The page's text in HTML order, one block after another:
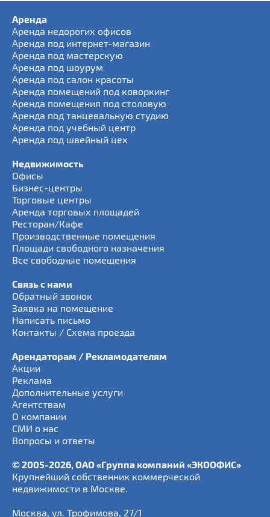
Аренда
Аренда недорогих офисов
Аренда под интернет-магазин
Аренда под мастерскую
Аренда под шоурум
Аренда под салон красоты
Аренда помещений под коворкинг
Аренда помещения под столовую
Аренда под танцевальную студию
Аренда под учебный центр
Аренда под швейный цех
Недвижимость
Офисы
Бизнес-центры
Торговые центры
Аренда торговых площадей
Ресторан/Кафе
Производственные помещения
Площади свободного назначения
Все свободные помещения
Связь с нами
Обратный звонок
Заявка на помещение
Написать письмо
Контакты / Схема проезда
Арендаторам / Рекламодателям
Акции
Реклама
Дополнительные услуги
Агентствам
О компании
СМИ о нас
Вопросы и ответы
© 2005-2026, ОАО «Группа компаний «ЭКООФИС»
Крупнейший собственник коммерческой
недвижимости в Москве.
Москва, ул. Трофимова, 27/1